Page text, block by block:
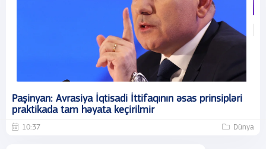
Paşinyan: Avrasiya İqtisadi İttifaqının əsas prinsipləri
praktikada tam həyata keçirilmir
10:37 Dünya